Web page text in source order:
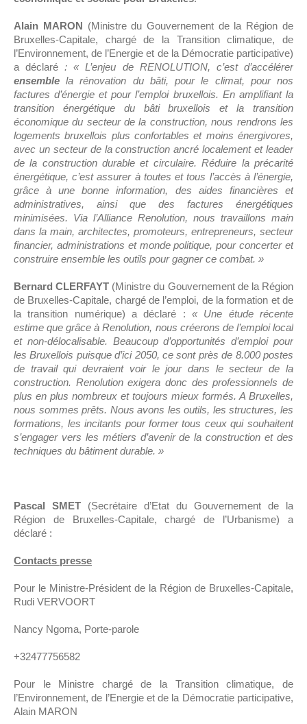
Alain MARON (Ministre du Gouvernement de la Région de
Bruxelles-Capitale, chargé de la Transition climatique, de
l’Environnement, de l’Energie et de la Démocratie participative)
a déclaré: « L’enjeu de RENOLUTION, c’est d’accélérer
ensemble la rénovation du bâti, pour le climat, pour nos
factures d’énergie et pour l’emploi bruxellois. En amplifiant la
transition énergétique du bâti bruxellois et la transition
économique du secteur de la construction, nous rendrons les
logements bruxellois plus confortables et moins énergivores,
avec un secteur de la construction ancré localement et leader
de la construction durable et circulaire. Réduire la précarité
énergétique, c’est assurer à toutes et tous l’accès à l’énergie,
grâce à une bonne information, des aides financières et
administratives, ainsi que des factures énergétiques
minimisées. Via l’Alliance Renolution, nous travaillons main
dans la main, architectes, promoteurs, entrepreneurs, secteur
financier, administrations et monde politique, pour concerter et
construire ensemble les outils pour gagner ce combat.»
Bernard CLERFAYT (Ministre du Gouvernement de la Région
de Bruxelles-Capitale, chargé de l’emploi, de la formation et de
la transition numérique) a déclaré : « Une étude récente
estime que grâce à Renolution, nous créerons de l’emploi local
et non-délocalisable. Beaucoup d’opportunités d’emploi pour
les Bruxellois puisque d’ici 2050, ce sont près de 8.000 postes
de travail qui devraient voir le jour dans le secteur de la
construction. Renolution exigera donc des professionnels de
plus en plus nombreux et toujours mieux formés. A Bruxelles,
nous sommes prêts. Nous avons les outils, les structures, les
formations, les incitants pour former tous ceux qui souhaitent
s’engager vers les métiers d’avenir de la construction et des
techniques du bâtiment durable. »
Pascal SMET (Secrétaire d’Etat du Gouvernement de la
Région de Bruxelles-Capitale, chargé de l’Urbanisme) a
déclaré :
Contacts presse
Pour le Ministre-Président de la Région de Bruxelles-Capitale,
Rudi VERVOORT
Nancy Ngoma, Porte-parole
+32477756582
Pour le Ministre chargé de la Transition climatique, de
l’Environnement, de l’Energie et de la Démocratie participative,
Alain MARON